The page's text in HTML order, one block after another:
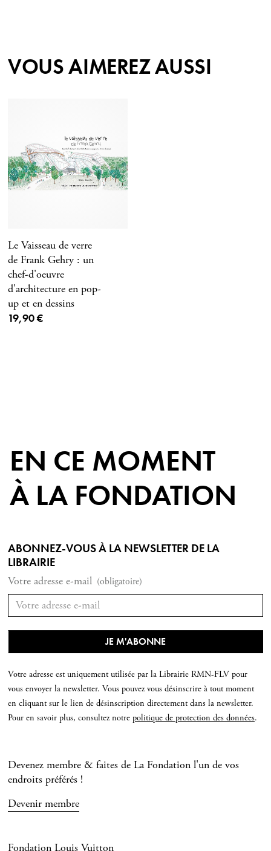
VOUS AIMEREZ AUSSI
Le Vaisseau de verre
de Frank Gehry : un
chef-d'oeuvre
d'architecture en pop-
up et en dessins
Prix ​​actuel
19,90 €
EN CE MOMENT
À LA FONDATION
ABONNEZ-VOUS À LA NEWSLETTER DE LA
LIBRAIRIE
Votre adresse e-mail (obligatoire)
Votre adresse est uniquement utilisée par la Librairie RMN-FLV pour
vous envoyer la newsletter. Vous pouvez vous désinscrire à tout moment
en cliquant sur le lien de désinscription directement dans la newsletter.
Pour en savoir plus, consultez notre politique de protection des données.
Devenez membre & faites de La Fondation l'un de vos
endroits préférés !
Devenir membre
Fondation Louis Vuitton